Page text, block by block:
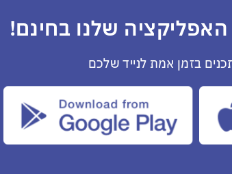
האפליקציה שלנו בחינם!
בזמן אמת לנייד שלכם